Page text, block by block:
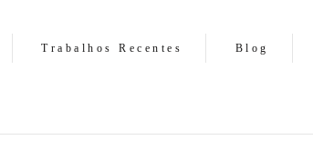
Trabalhos Recentes Blog